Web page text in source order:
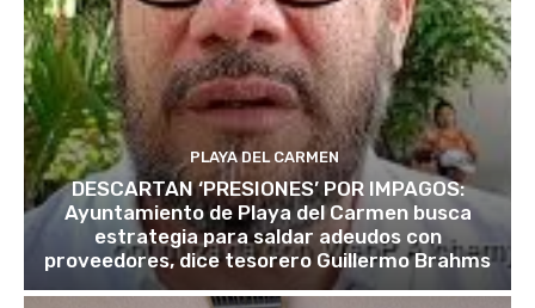
PLAYA DEL CARMEN
DESCARTAN ‘PRESIONES’ POR IMPAGOS:
Ayuntamiento de Playa del Carmen busca
estrategia para saldar adeudos con
proveedores, dice tesorero Guillermo Brahms